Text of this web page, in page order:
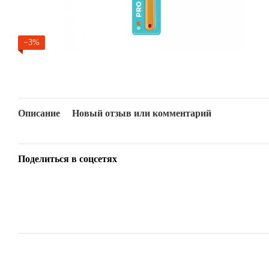
−3%
Описание Новый отзыв или комментарий
Поделиться в соцсетях